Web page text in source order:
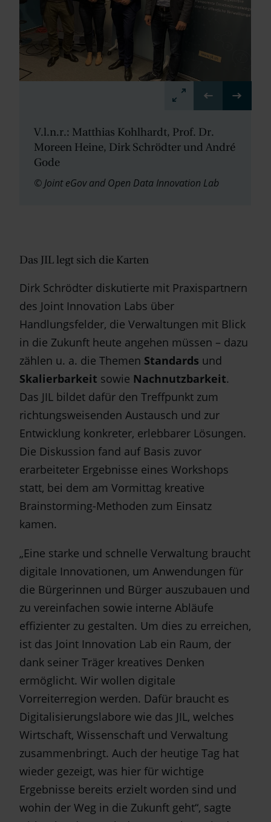
V.l.n.r.: Matthias Kohlhardt, Prof. Dr.
Moreen Heine, Dirk Schrödter und André
Gode
© Joint eGov and Open Data Innovation Lab
Das JIL legt sich die Karten
Dirk Schrödter diskutierte mit Praxispartnern
des Joint Innovation Labs über
Handlungsfelder, die Verwaltungen mit Blick
in die Zukunft heute angehen müssen – dazu
zählen u. a. die Themen Standards und
Skalierbarkeit sowie Nachnutzbarkeit.
Das JIL bildet dafür den Treffpunkt zum
richtungsweisenden Austausch und zur
Entwicklung konkreter, erlebbarer Lösungen.
Die Diskussion fand auf Basis zuvor
erarbeiteter Ergebnisse eines Workshops
statt, bei dem am Vormittag kreative
Brainstorming-Methoden zum Einsatz
kamen.
„Eine starke und schnelle Verwaltung braucht
digitale Innovationen, um Anwendungen für
die Bürgerinnen und Bürger auszubauen und
zu vereinfachen sowie interne Abläufe
effizienter zu gestalten. Um dies zu erreichen,
ist das Joint Innovation Lab ein Raum, der
dank seiner Träger kreatives Denken
ermöglicht. Wir wollen digitale
Vorreiterregion werden. Dafür braucht es
Digitalisierungslabore wie das JIL, welches
Wirtschaft, Wissenschaft und Verwaltung
zusammenbringt. Auch der heutige Tag hat
wieder gezeigt, was hier für wichtige
Ergebnisse bereits erzielt worden sind und
wohin der Weg in die Zukunft geht“, sagte